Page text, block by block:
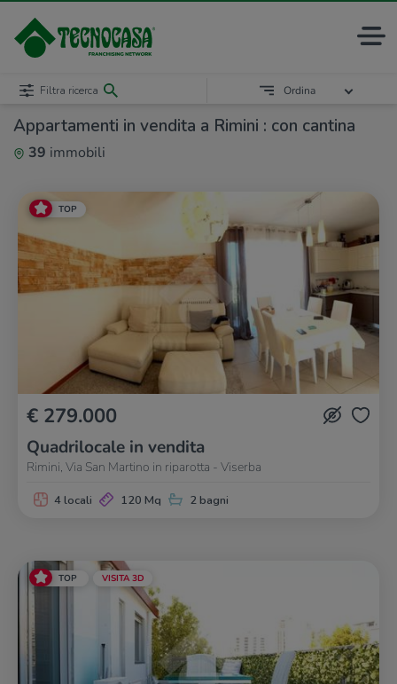
Appartamenti in vendita a Rimini : con cantina
39 immobili
Filtra ricerca Ordina
TOP
€ 279.000
Quadrilocale in vendita
Rimini, Via San Martino in riparotta - Viserba
4 locali 120 Mq 2 bagni
TOP VISITA 3D